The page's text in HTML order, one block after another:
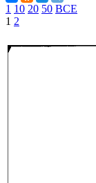
1 10 20 50 ВСЕ
1 2